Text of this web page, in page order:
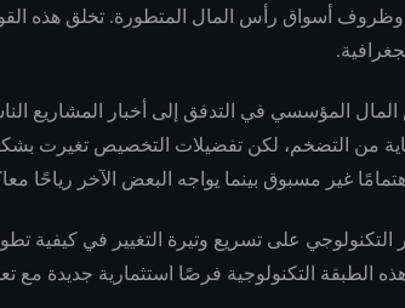
وظروف أسواق رأس المال المتطورة. تخلق هذه القوى
المؤسسي في التدفق إلى أخبار المشاريع
من التضخم، لكن تفضيلات التخصيص تغيرت
غير مسبوق بينما يواجه البعض الآخر رياحًا
التكنولوجي على تسريع وتيرة التغيير في كيفية
الطبقة التكنولوجية فرصًا استثمارية جديدة مع